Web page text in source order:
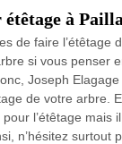
à
de faire l’étêtage
si vous penser
Joseph
de votre arbre.
l’étêtage
n’hésitez surtout